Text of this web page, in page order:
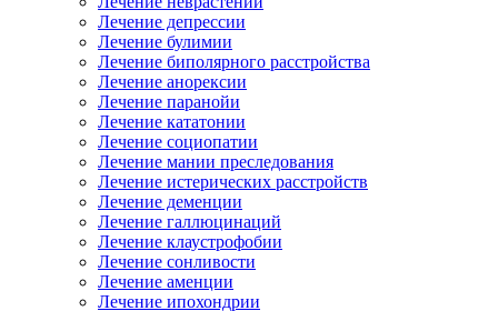
Лечение депрессии
Лечение булимии
Лечение биполярного расстройства
Лечение анорексии
Лечение паранойи
Лечение кататонии
Лечение социопатии
Лечение мании преследования
Лечение истерических расстройств
Лечение деменции
Лечение галлюцинаций
Лечение клаустрофобии
Лечение сонливости
Лечение аменции
Лечение ипохондрии